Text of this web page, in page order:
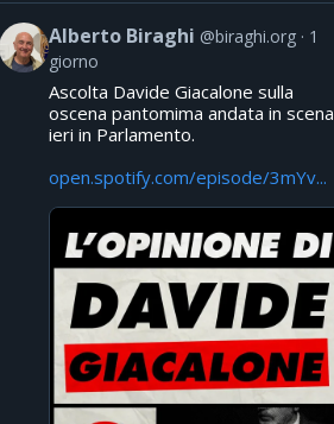
Alberto Biraghi @biraghi.org
1
giorno
Ascolta Davide Giacalone sulla
oscena pantomima andata in scena
ieri in Parlamento.
open.spotify.com/episode/3mYv...